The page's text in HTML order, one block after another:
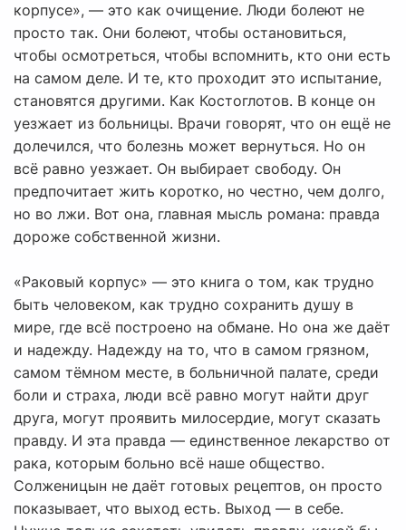
корпусе», — это как очищение. Люди болеют не
просто так. Они болеют, чтобы остановиться,
чтобы осмотреться, чтобы вспомнить, кто они есть
на самом деле. И те, кто проходит это испытание,
становятся другими. Как Костоглотов. В конце он
уезжает из больницы. Врачи говорят, что он ещё не
долечился, что болезнь может вернуться. Но он
всё равно уезжает. Он выбирает свободу. Он
предпочитает жить коротко, но честно, чем долго,
но во лжи. Вот она, главная мысль романа: правда
дороже собственной жизни.
«Раковый корпус» — это книга о том, как трудно
быть человеком, как трудно сохранить душу в
мире, где всё построено на обмане. Но она же даёт
и надежду. Надежду на то, что в самом грязном,
самом тёмном месте, в больничной палате, среди
боли и страха, люди всё равно могут найти друг
друга, могут проявить милосердие, могут сказать
правду. И эта правда — единственное лекарство от
рака, которым больно всё наше общество.
Солженицын не даёт готовых рецептов, он просто
показывает, что выход есть. Выход — в себе.